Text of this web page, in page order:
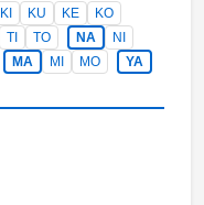
KI KU KE
KO
TI TO NA
NI
MA MI MO
YA